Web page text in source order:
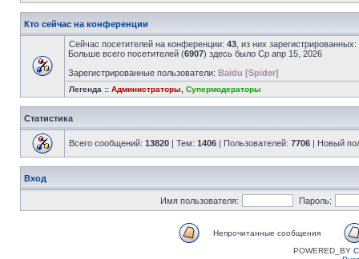
Кто сейчас на конференции
Сейчас посетителей на конференции: 43 , из них
Больше всего посетителей (6907) здесь было Ср апр 15, 2026
Зарегистрированные пользователи: Baidu [Spider]
Легенда :: Администраторы Супермодераторы
Статистика
Всего сообщений: 13820 | Тем: 1406 | Пользователей: 7706 | Новый
Вход
Имя пользователя: Пароль:
Непрочитанные сообщения
POWERED_BY